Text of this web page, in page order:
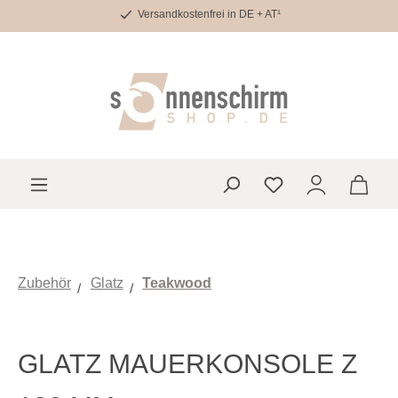
Zum Hauptinhalt springenVersandkostenfrei in DE + AT¹
Du hast 0 Produkte
Zubehör Glatz Teakwood
GLATZ MAUERKONSOLE Z